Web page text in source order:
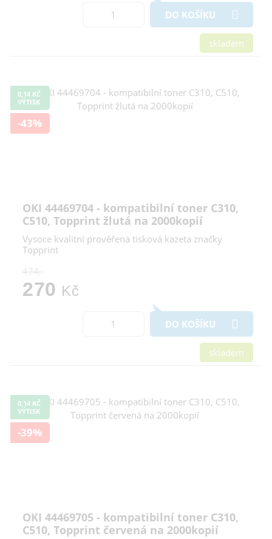
DO KOŠÍKU
skladem
0,14 KČ
VÝTISK
-43%
OKI 44469704 - kompatibilní toner C310,
C510, Topprint žlutá na 2000kopií
Vysoce kvalitní prověřená tisková kazeta značky
Topprint
474,-
270 Kč
DO KOŠÍKU
skladem
0,14 KČ
VÝTISK
-39%
OKI 44469705 - kompatibilní toner C310,
C510, Topprint červená na 2000kopií